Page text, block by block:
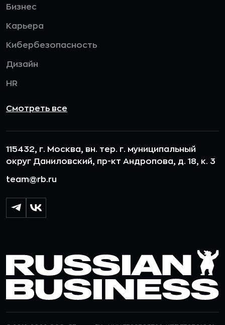
Бизнес
Карьера
Кибербезопасность
Дизайн
HR
Смотреть все
115432, г. Москва, вн. тер. г. муниципальный
округ Даниловский, пр-кт Андропова, д. 18, к. 3
team@rb.ru